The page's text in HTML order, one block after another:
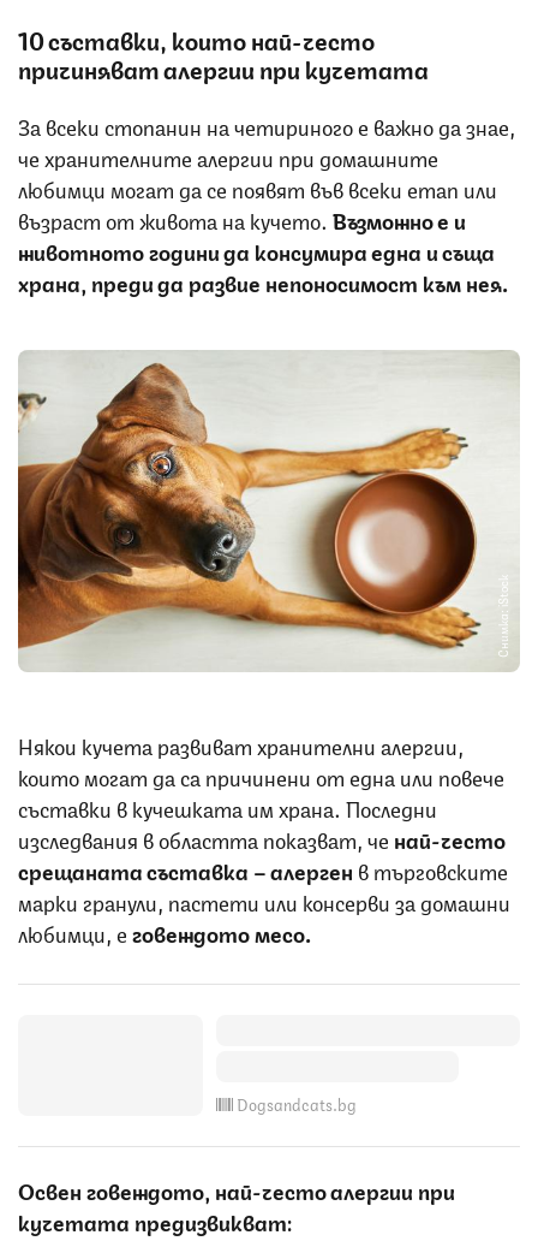
10 съставки, които най-често
причиняват алергии при кучетата
За всеки стопанин на четириного е важно да знае,
че хранителните алергии при домашните
любимци могат да се появят във всеки етап или
възраст от живота на кучето. Възможно е и
животното години да консумира една и съща
храна, преди да развие непоносимост към нея.
Снимка: iStock
Някои кучета развиват хранителни алергии,
които могат да са причинени от една или повече
съставки в кучешката им храна. Последни
изследвания в областта показват, че най-често
срещаната съставка – алерген в търговските
марки гранули, пастети или консерви за домашни
любимци, еговеждото месо.
Dogsandcats.bg
Освен говеждото, най-често алергии при
кучетата предизвикват: